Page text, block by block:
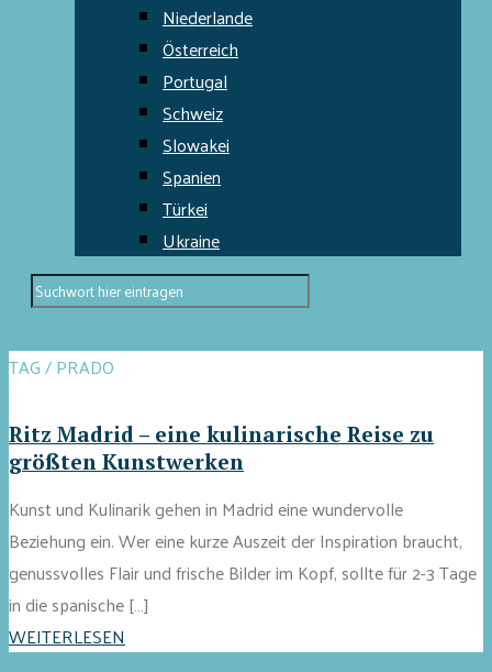
Niederlande
Österreich
Portugal
Schweiz
Slowakei
Spanien
Türkei
Ukraine
TAG / PRADO
Ritz Madrid – eine kulinarische Reise zu
größten Kunstwerken
Kunst und Kulinarik gehen in Madrid eine wundervolle
Beziehung ein. Wer eine kurze Auszeit der Inspiration braucht,
genussvolles Flair und frische Bilder im Kopf, sollte für 2-3 Tage
in die spanische […]
WEITERLESEN